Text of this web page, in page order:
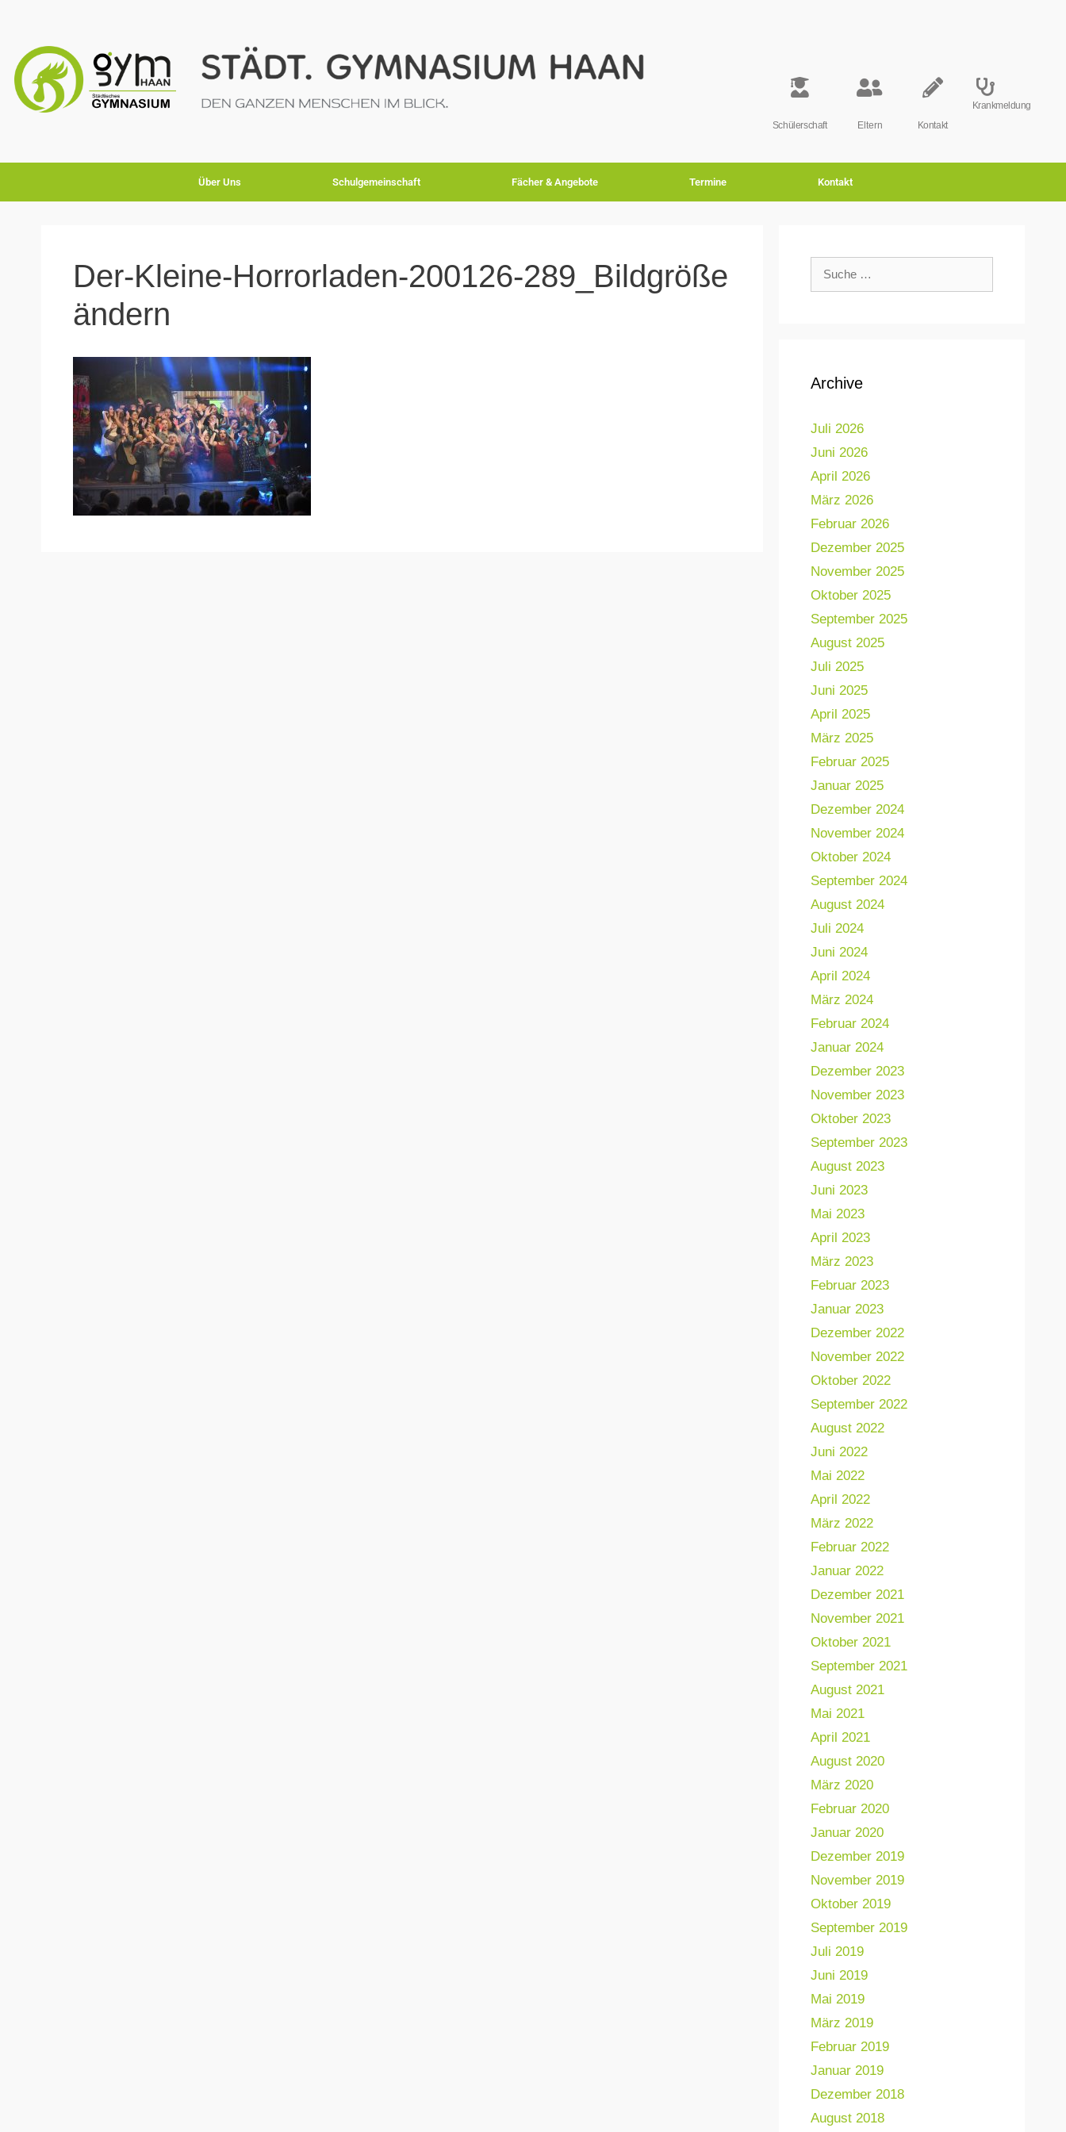
Schülerschaft Eltern Kontakt
Krankmeldung
Über Uns Schulgemeinschaft Fächer & Angebote Termine Kontakt
Der-Kleine-Horrorladen-200126-289_Bildgröße
ändern
Archive
Juli 2026
Juni 2026
April 2026
März 2026
Februar 2026
Dezember 2025
November 2025
Oktober 2025
September 2025
August 2025
Juli 2025
Juni 2025
April 2025
März 2025
Februar 2025
Januar 2025
Dezember 2024
November 2024
Oktober 2024
September 2024
August 2024
Juli 2024
Juni 2024
April 2024
März 2024
Februar 2024
Januar 2024
Dezember 2023
November 2023
Oktober 2023
September 2023
August 2023
Juni 2023
Mai 2023
April 2023
März 2023
Februar 2023
Januar 2023
Dezember 2022
November 2022
Oktober 2022
September 2022
August 2022
Juni 2022
Mai 2022
April 2022
März 2022
Februar 2022
Januar 2022
Dezember 2021
November 2021
Oktober 2021
September 2021
August 2021
Mai 2021
April 2021
August 2020
März 2020
Februar 2020
Januar 2020
Dezember 2019
November 2019
Oktober 2019
September 2019
Juli 2019
Juni 2019
Mai 2019
März 2019
Februar 2019
Januar 2019
Dezember 2018
August 2018